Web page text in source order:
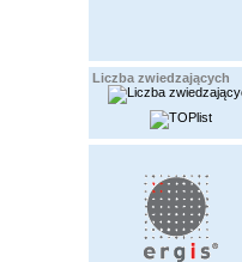
Liczba zwiedzających